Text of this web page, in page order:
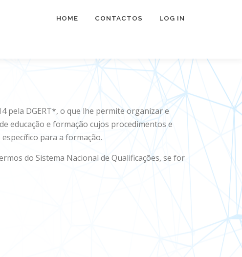
HOME CONTACTOS LOG IN
pela DGERT*, o que lhe permite organizar e
educação e formação cujos procedimentos e
para a formação.
do Sistema Nacional de Qualificações, se for